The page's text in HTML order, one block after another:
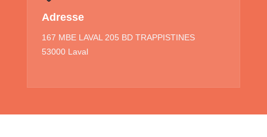
Adresse
167 MBE LAVAL 205 BD TRAPPISTINES
53000 Laval